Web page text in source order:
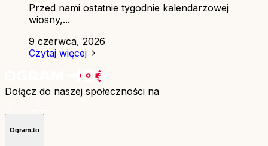
Przed nami ostatnie tygodnie kalendarzowej
wiosny,...
9 czerwca, 2026
Czytaj więcej
Dołącz do naszej społeczności na
Ogram.to